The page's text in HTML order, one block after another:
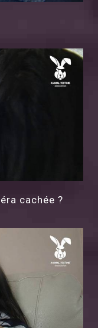
cachée ?